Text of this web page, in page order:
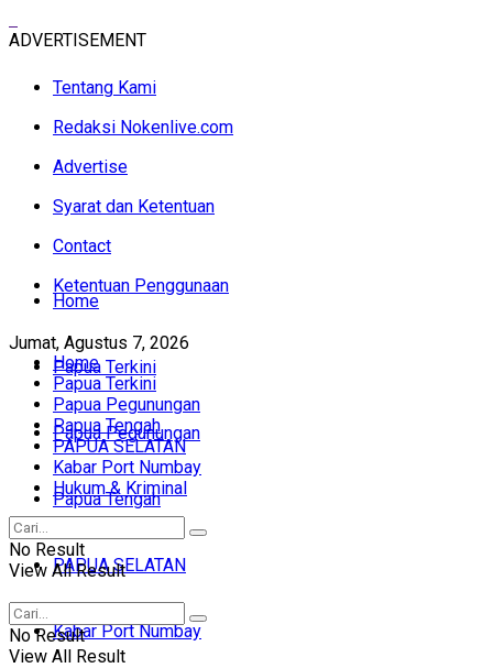
ADVERTISEMENT
Tentang Kami
Redaksi Nokenlive.com
Advertise
Syarat dan Ketentuan
Contact
Ketentuan Penggunaan
Jumat, Agustus 7, 2026
Home
Papua Terkini
Papua Pegunungan
Papua Tengah
PAPUA SELATAN
Kabar Port Numbay
Home
Papua Terkini
Papua Pegunungan
Papua Tengah
PAPUA SELATAN
Kabar Port Numbay
Hukum & Kriminal
No Result
View All Result
No Result
View All Result